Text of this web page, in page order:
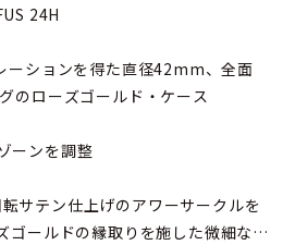
24H
ーションを得た直径42mm、全面
のローズゴールド・ケース
ーンを調整
サテン仕上げのアワーサークルを
ゴールドの縁取りを施した微細な同